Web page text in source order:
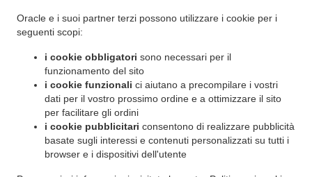
Oracle e i suoi partner terzi possono utilizzare i cookie per i
seguenti scopi:
i cookie obbligatori sono necessari per il
funzionamento del sito
i cookie funzionali ci aiutano a precompilare i vostri
dati per il vostro prossimo ordine e a ottimizzare il sito
per facilitare gli ordini
i cookie pubblicitari consentono di realizzare pubblicità
basate sugli interessi e contenuti personalizzati su tutti i
browser e i dispositivi dell'utente
Links
Contattaci
. Pizza Servizio di consegna Torino Mirafiori Nord